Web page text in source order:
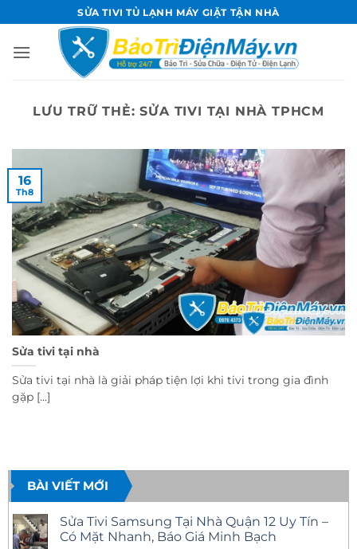
qua
nội
SỬA TIVI TỦ LẠNH MÁY GIẶT TẬN NHÀ
LƯU TRỮ THẺ:SỬA TIVI TẠI NHÀ TPHCM
Sửa tivi tại nhà
Sửa tivi tại nhà là giải pháp tiện lợi khi tivi trong gia đình
gặp [...]
16
Th8
BÀI VIẾT MỚI
Sửa Tivi Samsung Tại Nhà Quận 12 Uy Tín –
Có Mặt Nhanh, Báo Giá Minh Bạch